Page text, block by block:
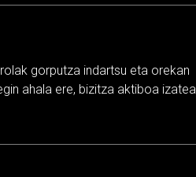
gorputza indartsu eta orekan
ahala ere, bizitza aktiboa izatea